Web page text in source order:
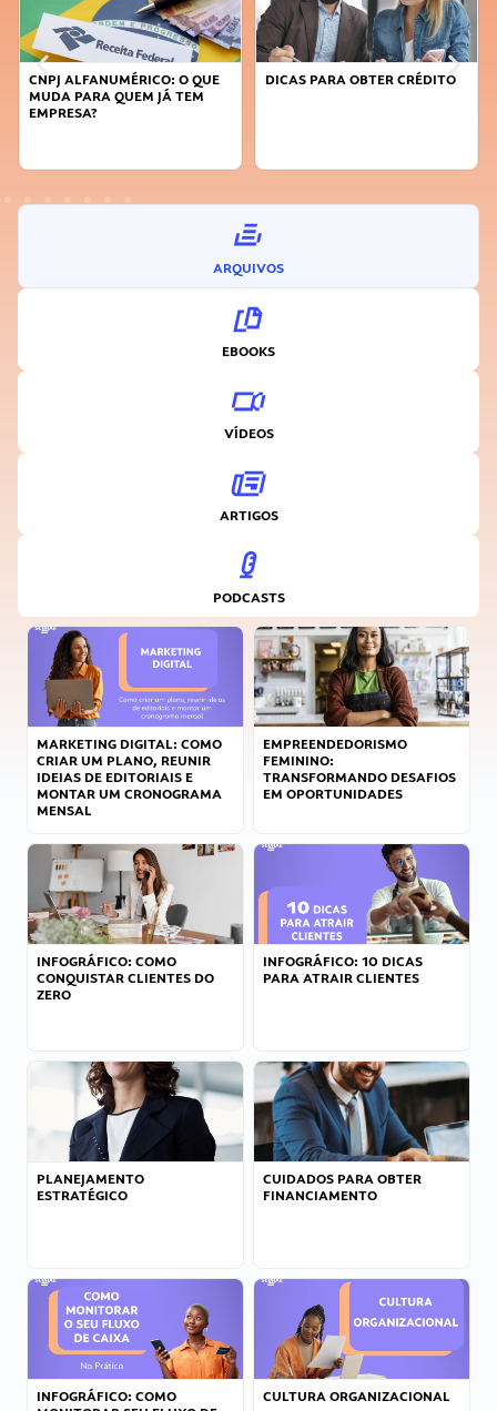
DICAS PARA OBTER CRÉDITO
FAÇA A DIFERENÇA: SEJA
ARQUIVOS
EBOOKS
VÍDEOS
ARTIGOS
PODCASTS
MARKETING DIGITAL: COMO
CRIAR UM PLANO, REUNIR
IDEIAS DE EDITORIAIS E
MONTAR UM CRONOGRAMA
MENSAL
EMPREENDEDORISMO
FEMININO:
TRANSFORMANDO DESAFIOS
EM OPORTUNIDADES
INFOGRÁFICO: COMO
CONQUISTAR CLIENTES DO
ZERO
INFOGRÁFICO: 10 DICAS
PARA ATRAIR CLIENTES
PLANEJAMENTO
ESTRATÉGICO
CUIDADOS PARA OBTER
FINANCIAMENTO
INFOGRÁFICO: COMO
CULTURA ORGANIZACIONAL